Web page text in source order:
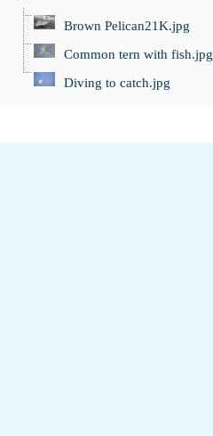
Brown Pelican21K.jpg
Common tern with fish.jpg
Diving to catch.jpg